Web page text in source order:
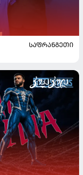
ᲡᲐᲤᲠᲐᲜᲒᲔᲗᲘ